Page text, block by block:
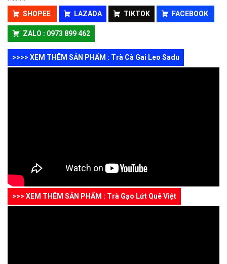
SHOPEE LAZADA TIKTOK FACEBOOK
ZALO : 0973 899 462
>>>> XEM THÊM SẢN PHẨM : Trà Cà Gai Leo Sadu
>>> XEM THÊM SẢN PHẨM : Trà Gạo Lứt Quê Việt